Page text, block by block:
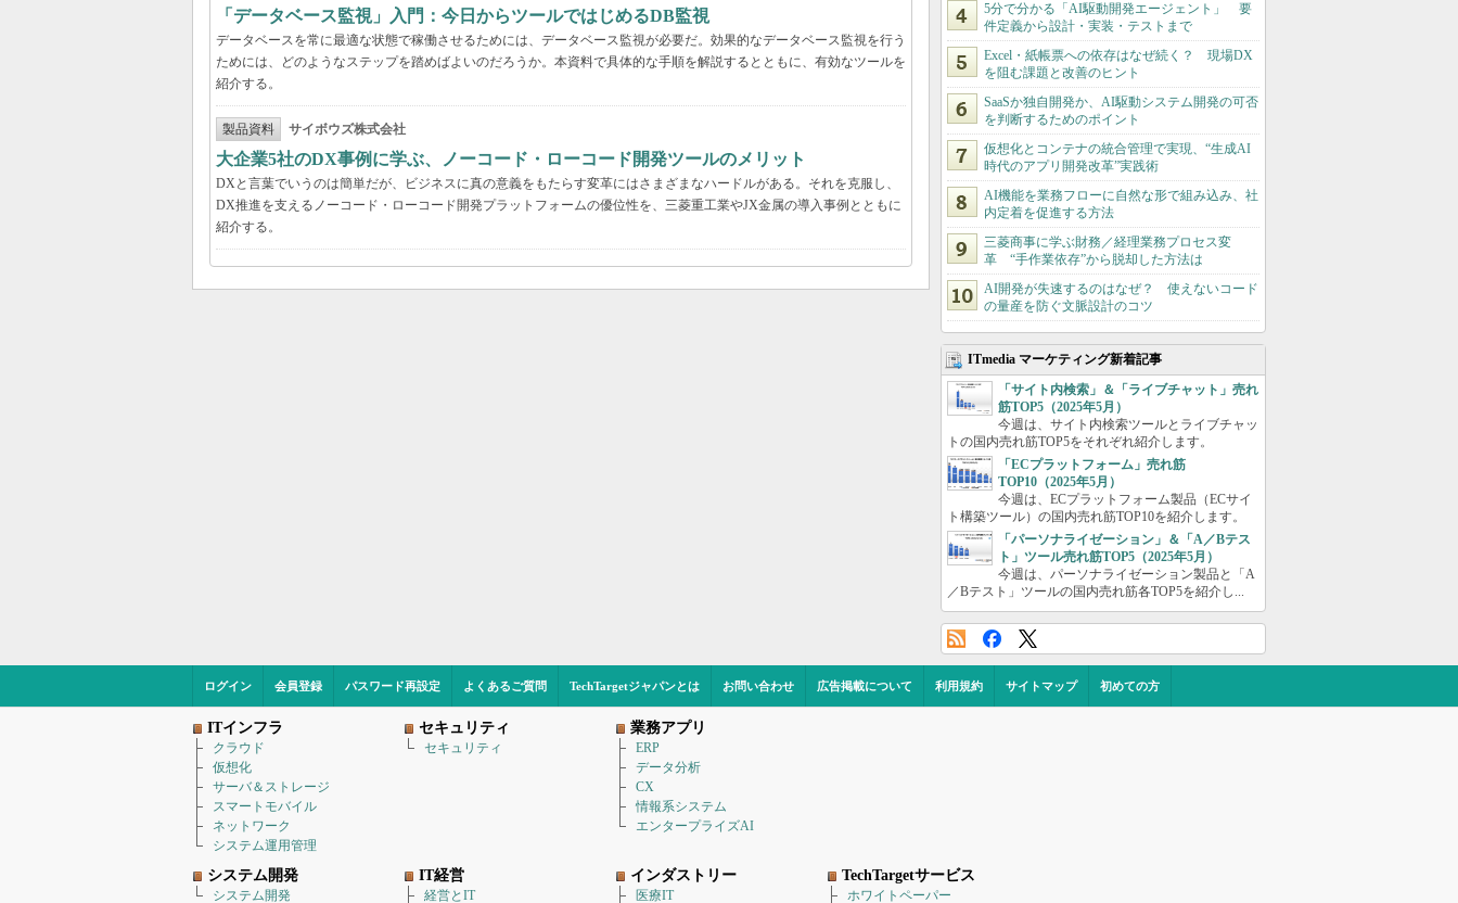
「データベース監視」入門：今日からツールではじめるDB監視
データベースを常に最適な状態で稼働させるためには、データベース監視が必要だ。効果的なデータベース監視を行う
ためには、どのようなステップを踏めばよいのだろうか。本資料で具体的な手順を解説するとともに、有効なツールを
紹介する。
製品資料 サイボウズ株式会社
大企業5社のDX事例に学ぶ、ノーコード・ローコード開発ツールのメリット
DXと言葉でいうのは簡単だが、ビジネスに真の意義をもたらす変革にはさまざまなハードルがある。それを克服し、
DX推進を支えるノーコード・ローコード開発プラットフォームの優位性を、三菱重工業やJX金属の導入事例とともに
紹介する。
5分で分かる「AI駆動開発エージェント」 要
件定義から設計・実装・テストまで
Excel・紙帳票への依存はなぜ続く？ 現場DX
を阻む課題と改善のヒント
SaaSか独自開発か、AI駆動システム開発の可否
を判断するためのポイント
仮想化とコンテナの統合管理で実現、“生成AI
時代のアプリ開発改革”実践術
AI機能を業務フローに自然な形で組み込み、社
内定着を促進する方法
三菱商事に学ぶ財務／経理業務プロセス変
革 “手作業依存”から脱却した方法は
AI開発が失速するのはなぜ？ 使えないコード
の量産を防ぐ文脈設計のコツ
ITmedia マーケティング新着記事
「サイト内検索」＆「ライブチャット」売れ
筋TOP5（2025年5月）
今週は、サイト内検索ツールとライブチャッ
トの国内売れ筋TOP5をそれぞれ紹介します。
「ECプラットフォーム」売れ筋
TOP10（2025年5月）
今週は、ECプラットフォーム製品（ECサイ
ト構築ツール）の国内売れ筋TOP10を紹介します。
「パーソナライゼーション」＆「A／Bテス
ト」ツール売れ筋TOP5（2025年5月）
今週は、パーソナライゼーション製品と「A
／Bテスト」ツールの国内売れ筋各TOP5を紹介し...
ログイン 会員登録 パスワード再設定 よくあるご質問 TechTargetジャパンとは お問い合わせ 広告掲載について 利用規約 サイトマップ 初めての方
ITインフラ
クラウド
仮想化
サーバ＆ストレージ
スマートモバイル
ネットワーク
システム運用管理
セキュリティ
セキュリティ
業務アプリ
ERP
データ分析
CX
情報系システム
エンタープライズAI
システム開発
システム開発
IT経営
経営とIT
インダストリー
医療IT
TechTargetサービス
ホワイトペーパー